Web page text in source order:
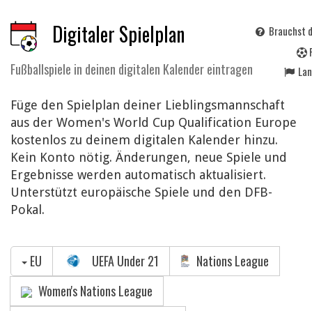
Digitaler Spielplan
Fußballspiele in deinen digitalen Kalender eintragen
Brauchst
Füge den Spielplan deiner Lieblingsmannschaft
aus der Women's World Cup Qualification Europe
kostenlos zu deinem digitalen Kalender hinzu.
Kein Konto nötig. Änderungen, neue Spiele und
Ergebnisse werden automatisch aktualisiert.
Unterstützt europäische Spiele und den DFB-
Pokal.
EU UEFA Under 21
Nations League
Women's Nations League